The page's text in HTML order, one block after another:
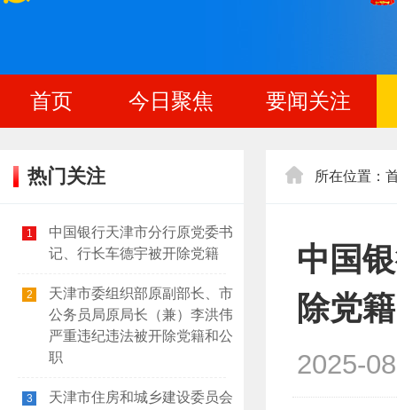
首页 今日聚焦 要闻关注
热门关注
1
中国银行天津市分行原党委书
记、行长车德宇被开除党籍
2
天津市委组织部原副部长、市
公务员局原局长（兼）李洪伟
严重违纪违法被开除党籍和公
职
3
天津市住房和城乡建设委员会
所在位置：
中国
除党籍
2025-